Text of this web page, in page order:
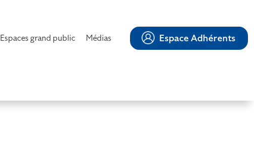
Espaces grand public Médias Espace Adhérents